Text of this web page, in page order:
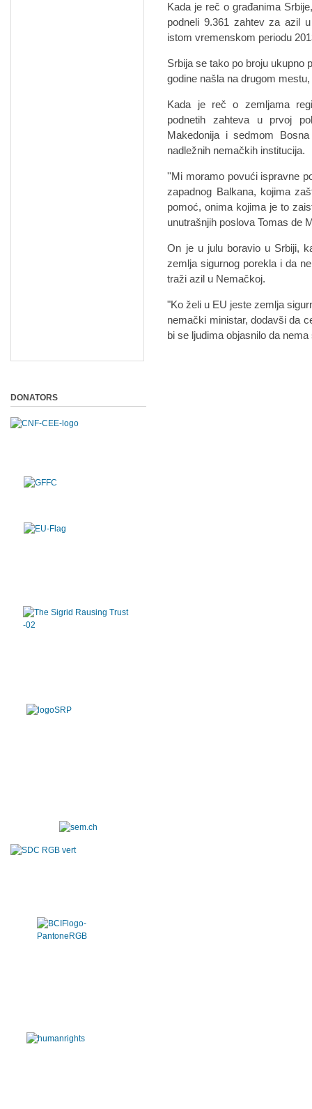
Kada je reč o građanima
podneli 9.361 zahtev za azil
istom vremenskom periodu
Srbija se tako po broju ukupno
godine našla na drugom
Kada je reč o zemljama
podnetih zahteva u prvoj
Makedonija i sedmom
nadležnih nemačkih institucija.
''Mi moramo povući ispravne
zapadnog Balkana, kojima
pomoć, onima kojima je to
unutrašnjih poslova Tomas de
On je u julu boravio u Srbiji,
zemlja sigurnog porekla i da
traži azil u Nemačkoj.
"Ko želi u EU jeste zemlja
nemački ministar, dodavši da
bi se ljudima objasnilo da
DONATORS